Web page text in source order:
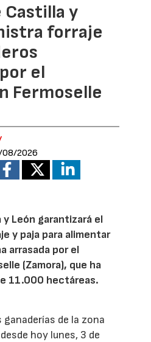
Castilla y
forraje
el
Fermoselle
2026
y León garantizará el
y paja para alimentar
arrasada por el
(Zamora), que ha
11.000 hectáreas.
de la zona
hoy lunes, 3 de